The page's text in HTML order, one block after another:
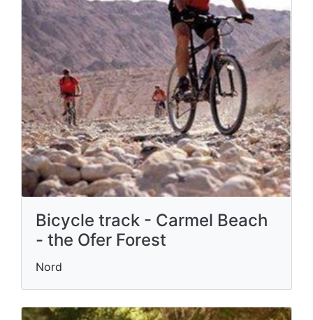
Bicycle track - Carmel Beach
- the Ofer Forest
Nord